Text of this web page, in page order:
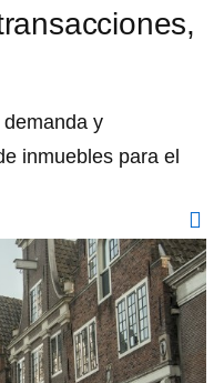
y
inmuebles para el